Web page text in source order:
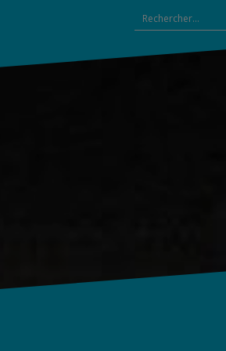
Rechercher :